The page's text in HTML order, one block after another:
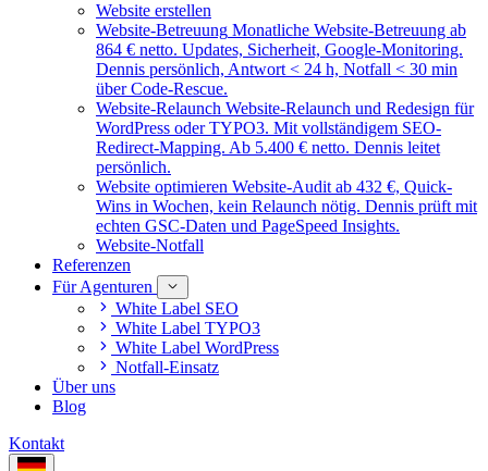
Website erstellen
Website-Betreuung Monatliche Website-Betreuung ab
864 € netto. Updates, Sicherheit, Google-Monitoring.
Dennis persönlich, Antwort < 24 h, Notfall < 30 min
über Code-Rescue.
Website-Relaunch Website-Relaunch und Redesign für
WordPress oder TYPO3. Mit vollständigem SEO-
Redirect-Mapping. Ab 5.400 € netto. Dennis leitet
persönlich.
Website optimieren Website-Audit ab 432 €, Quick-
Wins in Wochen, kein Relaunch nötig. Dennis prüft mit
echten GSC-Daten und PageSpeed Insights.
Website-Notfall
Referenzen
Für Agenturen
White Label SEO
White Label TYPO3
White Label WordPress
Notfall-Einsatz
Über uns
Blog
Kontakt